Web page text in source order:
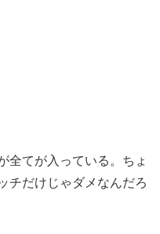
全てが入っている。ちょ
チだけじゃダメなんだろ